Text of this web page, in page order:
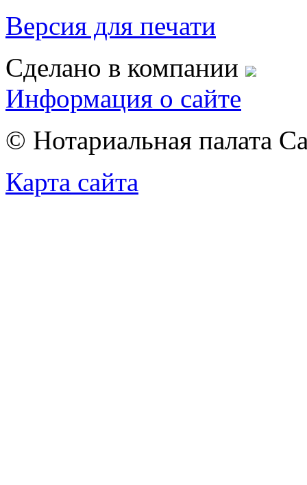
Версия для печати
Сделано в компании
Информация о сайте
© Нотариальная палата
Карта сайта